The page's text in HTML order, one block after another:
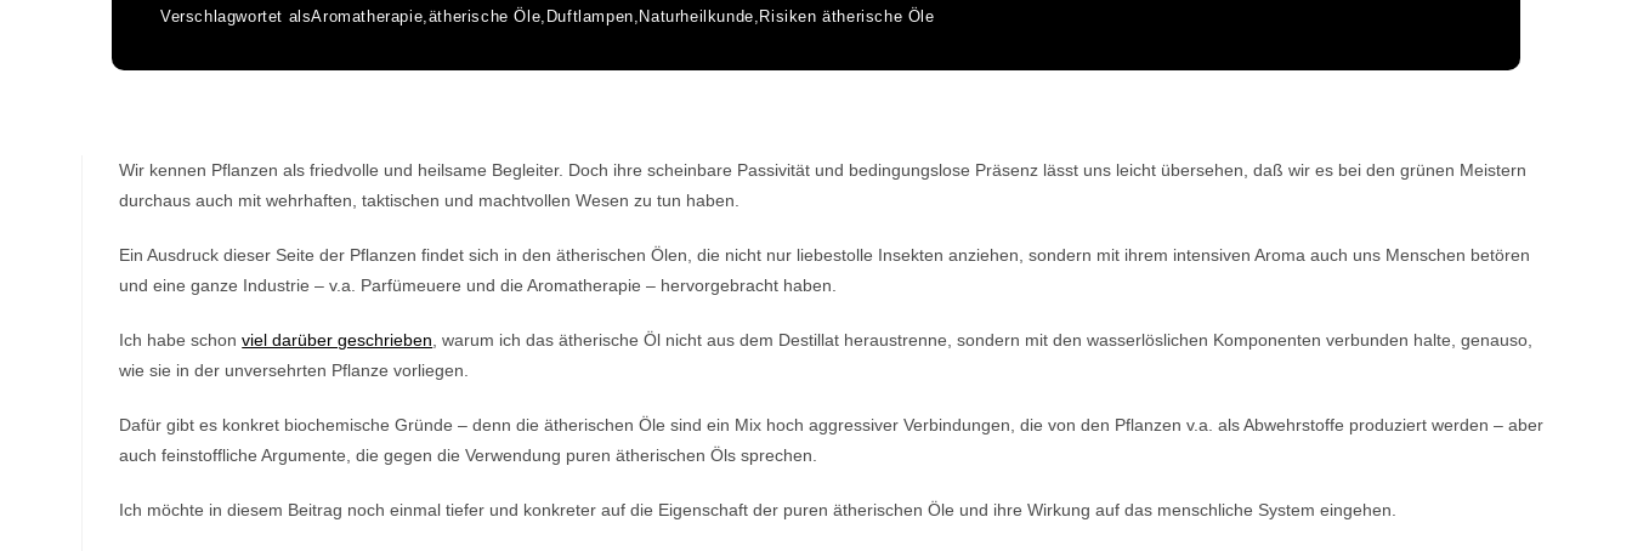
Verschlagwortet alsAromatherapie,ätherische Öle, Duftlampen, Naturheilkunde, Risiken ätherische Öle
Wir kennen Pflanzen als friedvolle und heilsame Begleiter. Doch ihre scheinbare Passivität und bedingungslose Präsenz lässt uns leicht übersehen, daß wir es bei den grünen Meistern
durchaus auch mit wehrhaften, taktischen und machtvollen Wesen zu tun haben.
Ein Ausdruck dieser Seite der Pflanzen findet sich in den ätherischen Ölen, die nicht nur liebestolle Insekten anziehen, sondern mit ihrem intensiven Aroma auch uns Menschen betören
und eine ganze Industrie – v.a. Parfümeuere und die Aromatherapie – hervorgebracht haben.
Ich habe schonviel darüber geschrieben , warum ich das ätherische Öl nicht aus dem Destillat heraustrenne, sondern mit den wasserlöslichen Komponenten verbunden halte, genauso,
wie sie in der unversehrten Pflanze vorliegen.
Dafür gibt es konkret biochemische Gründe – denn die ätherischen Öle sind ein Mix hoch aggressiver Verbindungen, die von den Pflanzen v.a. als Abwehrstoffe produziert werden – aber
auch feinstoffliche Argumente, die gegen die Verwendung puren ätherischen Öls sprechen.
Ich möchte in diesem Beitrag noch einmal tiefer und konkreter auf die Eigenschaft der puren ätherischen Öle und ihre Wirkung auf das menschliche System eingehen.